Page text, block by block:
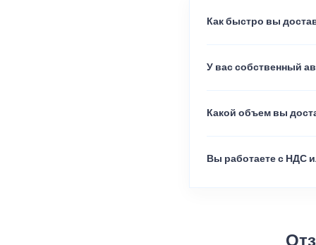
Как быстро вы
У вас собственный
Какой объем вы
Вы работаете с НДС